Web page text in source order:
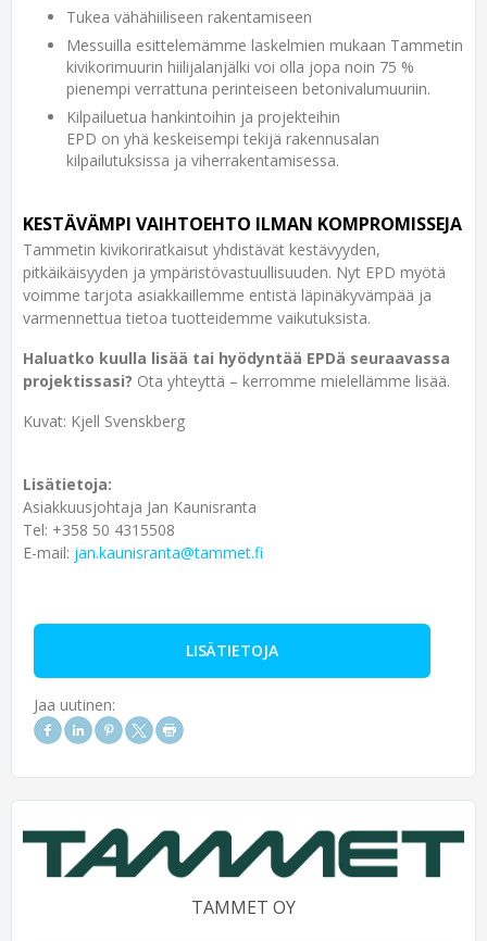
Tukea vähähiiliseen rakentamiseen
Messuilla esittelemämme laskelmien mukaan Tammetin
kivikorimuurin hiilijalanjälki voi olla jopa noin 75 %
pienempi verrattuna perinteiseen betonivalumuuriin.
Kilpailuetua hankintoihin ja projekteihin
EPD on yhä keskeisempi tekijä rakennusalan
kilpailutuksissa ja viherrakentamisessa.
KESTÄVÄMPI VAIHTOEHTO ILMAN KOMPROMISSEJA
Tammetin kivikoriratkaisut yhdistävät kestävyyden,
pitkäikäisyyden ja ympäristövastuullisuuden. Nyt EPD myötä
voimme tarjota asiakkaillemme entistä läpinäkyvämpää ja
varmennettua tietoa tuotteidemme vaikutuksista.
Haluatko kuulla lisää tai hyödyntää EPDä seuraavassa
projektissasi? Ota yhteyttä – kerromme mielellämme lisää.
Kuvat: Kjell Svenskberg
Lisätietoja:
Asiakkuusjohtaja Jan Kaunisranta
Tel: +358 50 4315508
E-mail: jan.kaunisranta@tammet.fi
LISÄTIETOJA
Jaa uutinen:
TAMMET OY